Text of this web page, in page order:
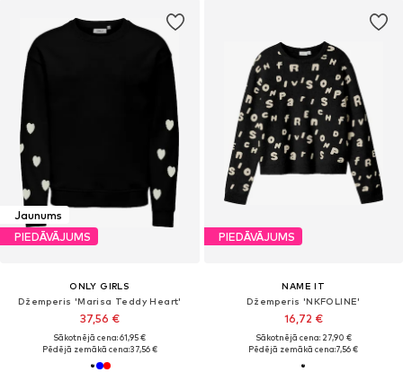
Jaunums
PIEDĀVĀJUMS
ONLY GIRLS
Džemperis 'Marisa Teddy Heart'
37,56 €
Sākotnējā cena: 61,95 €
Pēdējā zemākā cena:37,56 €
PIEDĀVĀJUMS
NAME IT
Džemperis 'NKFOLINE'
16,72 €
Sākotnējā cena: 27,90 €
Pēdējā zemākā cena:7,56 €